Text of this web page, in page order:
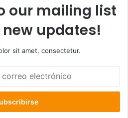
our mailing list
updates!
sit amet, consectetur.